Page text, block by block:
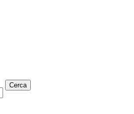
Cerca